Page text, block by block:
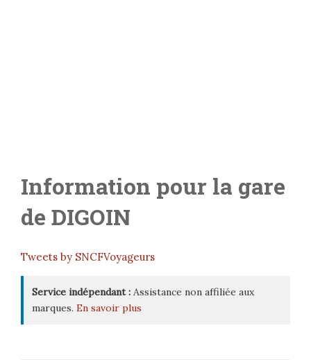
Information pour la gare
de DIGOIN
Tweets by SNCFVoyageurs
Service indépendant : Assistance non affiliée aux
marques. En savoir plus